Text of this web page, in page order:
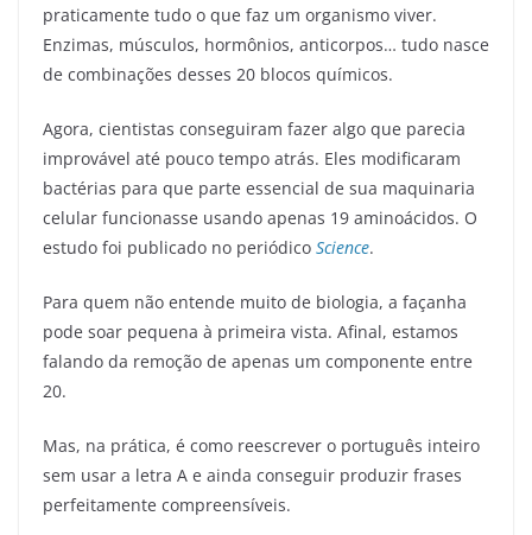
praticamente tudo o que faz um organismo viver.
Enzimas, músculos, hormônios, anticorpos… tudo nasce
de combinações desses 20 blocos químicos.
Agora, cientistas conseguiram fazer algo que parecia
improvável até pouco tempo atrás. Eles modificaram
bactérias para que parte essencial de sua maquinaria
celular funcionasse usando apenas 19 aminoácidos. O
estudo foi publicado no periódico Science.
Para quem não entende muito de biologia, a façanha
pode soar pequena à primeira vista. Afinal, estamos
falando da remoção de apenas um componente entre
20.
Mas, na prática, é como reescrever o português inteiro
sem usar a letra A e ainda conseguir produzir frases
perfeitamente compreensíveis.